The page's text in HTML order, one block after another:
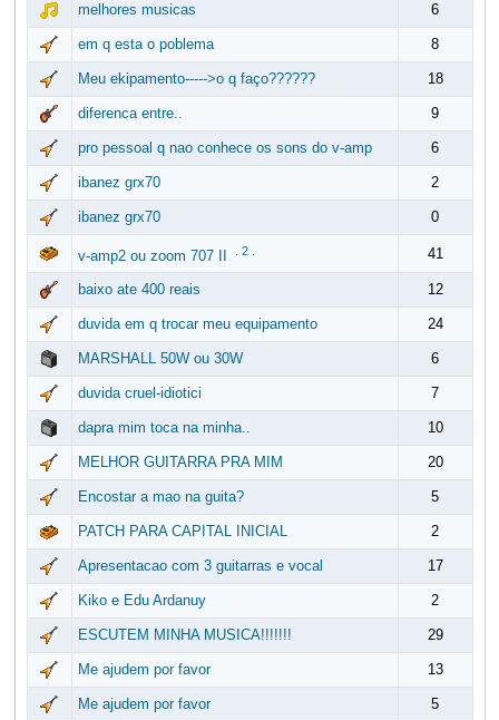
melhores musicas 6
em q esta o poblema 8
Meu ekipamento----->o q faço?????? 18
diferenca entre.. 9
pro pessoal q nao conhece os sons do v-amp 6
ibanez grx70 2
ibanez grx70 0
v-amp2 ou zoom 707 II 2. 41
baixo ate 400 reais 12
duvida em q trocar meu equipamento 24
MARSHALL 50W ou 30W 6
duvida cruel-idiotici 7
dapra mim toca na minha.. 10
MELHOR GUITARRA PRA MIM 20
Encostar a mao na guita? 5
PATCH PARA CAPITAL INICIAL 2
Apresentacao com 3 guitarras e vocal 17
Kiko e Edu Ardanuy 2
ESCUTEM MINHA MUSICA!!!!!!! 29
Me ajudem por favor 13
Me ajudem por favor 5